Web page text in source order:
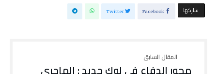
‫‫ شاركها‬ Facebook
Twitter